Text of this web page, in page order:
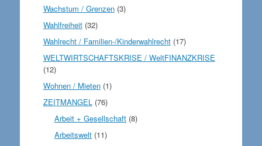
Wachstum / Grenzen(3)
Wahlfreiheit(32)
Wahlrecht / Familien-/Kinderwahlrecht(17)
WELTWIRTSCHAFTSKRISE / WeltFINANZKRISE
(12)
Wohnen / Mieten(1)
ZEITMANGEL(76)
Arbeit + Gesellschaft (8)
Arbeitswelt (11)